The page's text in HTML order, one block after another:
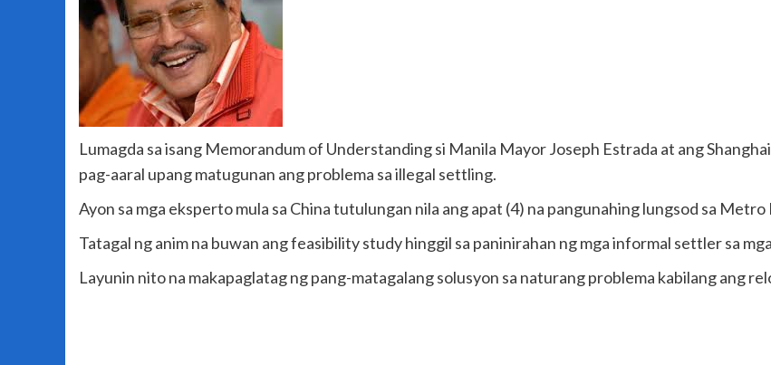
Lumagda sa isang Memorandum of Understanding si Manila Mayor Joseph Estrada at ang
pag-aaral upang matugunan ang problema sa illegal settling.
Ayon sa mga eksperto mula sa China tutulungan nila ang apat (4) na pangunahing lungsod sa Metro
Tatagal ng anim na buwan ang feasibility study hinggil sa paninirahan ng mga informal settler sa
Layunin nito na makapaglatag ng pang-matagalang solusyon sa naturang problema kabilang ang